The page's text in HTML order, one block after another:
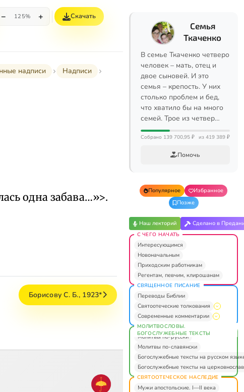
− 125% + Скачать
надписи
Надписи
одна забава…»>.
Борисову С. Б., 1923*
Семья
Ткаченко
В семье Ткаченко четверо
человек – мать, отец и
двое сыновей. И это
семья – крепость. У них
столько проблем и бед,
что хватило бы на много
семей. Трое из четвер…
Собрано 139 700,95 ₽ из 419 389 ₽
Помочь
Популярное
Избранное
Позже
Наш лекторий Сделано в
С ЧЕГО НАЧАТЬ
Интересующимся
Новоначальным
Приходским работникам
Регентам, певчим, клирошанам
СВЯЩЕННОЕ ПИСАНИЕ
Переводы Библии
Святоотеческие толкования
Современные комментарии
МОЛИТВОСЛОВЫ.
БОГОСЛУЖЕБНЫЕ ТЕКСТЫ
Молитвы по-русски
Молитвы по-славянски
Богослужебные тексты на русском
Богослужебные тексты на
СВЯТООТЕЧЕСКОЕ НАСЛЕДИЕ
Мужи апостольские. I—II века